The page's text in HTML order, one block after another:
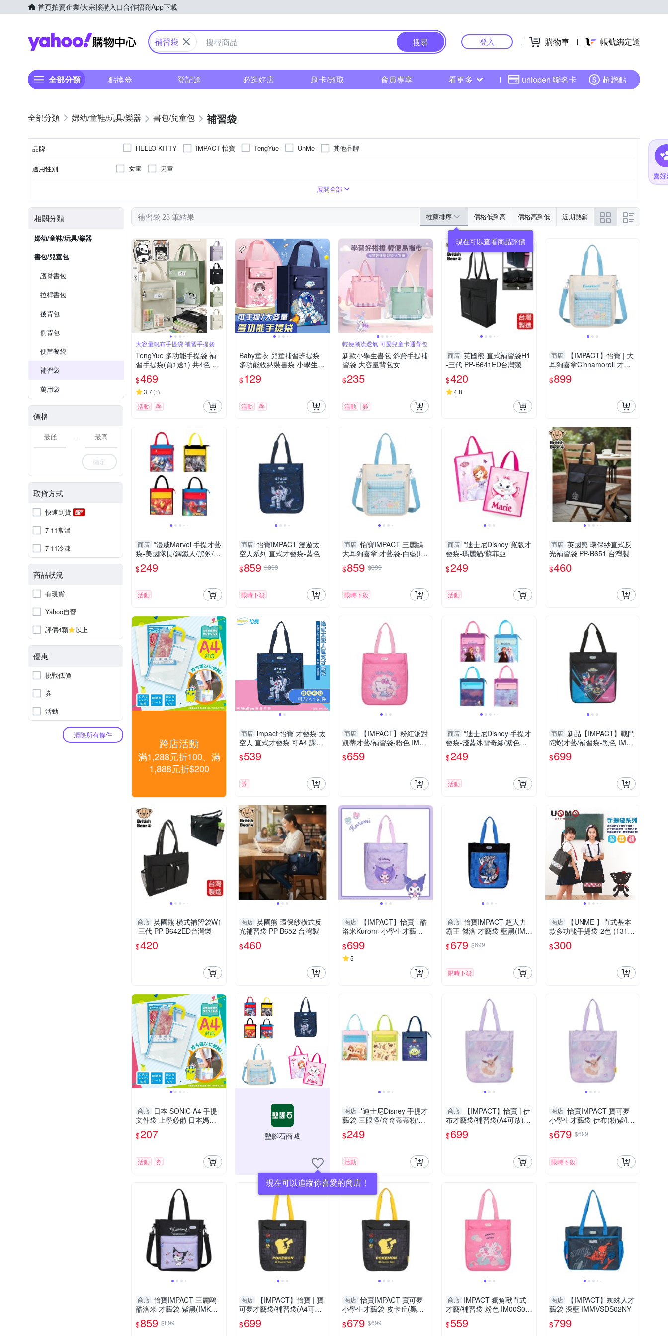
首頁拍賣企業/大宗採購入口合作招商App下載
Yahoo購物中心
補習袋 搜尋 登入 購物車 帳號綁定送
全部分類 點換券 登記送 必逛好店 刷卡/超取 會員專享 看更多 uniopen 聯名卡 超贈點
婦幼/童鞋/玩具/樂器 書包/兒童包 補習袋
品牌 HELLO KITTY IMPACT 怡寶 TengYue UnMe 其他品牌
適用性別 女童 男童
展開全部
相關分類
婦幼/童鞋/玩具/樂器
書包/兒童包
護脊書包
拉桿書包
後背包
側背包
便當餐袋
補習袋
萬用袋
價格
-
確定
取貨方式
快速到貨
7-11常溫
7-11冷凍
商品狀況
有現貨
Yahoo自營
評價4顆
以上
優惠
挑戰低價
券
活動
清除所有條件
補習袋 28 筆結果 推薦排序 價格低到高 價格高到低 近期熱銷
現在可以查看商品評價
大容量帆布手提袋 補習手提袋
TengYue 多功能手提袋 補
習手提袋(買1送1) 共4色 安
親手提袋 帆布包 文件袋 才
藝袋
$469
3.7(1)
活動 券
Baby童衣 兒童補習班提袋
多功能收納裝書袋 小學生外
出大容量手提袋 A4可裝 11
827
$129
活動 券
輕便潮流透氣 可愛兒童卡通背包
新款小學生書包 斜跨手提補
習袋 大容量背包女
$235
活動 券
商店 英國熊 直式補習袋H1
-三代 PP-B641ED台灣製
$420
4.8
商店
【IMPACT】怡寶 | 大
耳狗喜拿Cinnamoroll 才藝
袋/補習袋(A4可放)-白藍色 I
MCMS01WT
$899
商店 *漫威Marvel 手提才藝
袋-美國隊長/鋼鐵人/黑豹/蜘
蛛人
$249
活動
商店 怡寶IMPACT 漫遊太
空人系列 直式才藝袋-藍色
$859 $899
限時下殺
商店 怡寶IMPACT 三麗鷗
大耳狗喜拿 才藝袋-白藍(IM
CMS01WT)
$859 $899
限時下殺
商店 *迪士尼Disney 寬版才
藝袋-瑪麗貓/蘇菲亞
$249
活動
商店 英國熊 環保紗直式反
光補習袋 PP-B651 台灣製
$460
跨店活動
滿1,288元折100、滿
1,888元折$200
商店 impact 怡寶 才藝袋 太
空人 直式才藝袋 可A4 課輔
配件 肩背包 補習袋 IM00S0
9 得意時袋
$539
券
商店
【IMPACT】粉紅派對
凱蒂才藝/補習袋-粉色 IMKT
G04PK
$659
商店 *迪士尼Disney 手提才
藝袋-淺藍冰雪奇緣/紫色冰
雪奇緣/米妮/米奇
$249
活動
商店 新品【IMPACT】戰鬥
陀螺才藝/補習袋-黑色 IMBB
S01BK
$699
商店 英國熊 橫式補習袋W1
-三代 PP-B642ED台灣製
$420
商店 英國熊 環保紗橫式反
光補習袋 PP-B652 台灣製
$460
商店
【IMPACT】怡寶 | 酷
洛米Kuromi-小學生才藝袋-
粉紫 IMKUS01PL
$699
5
商店 怡寶IMPACT 超人力
霸王 傑洛 才藝袋-藍黑(IMU
TS01RB)
$679 $699
限時下殺
商店
【UNME 】直式基本
款多功能手提袋-2色 (1318
C)
$300
商店 日本 SONiC A4 手提
文件袋 上學必備 日本媽媽
推薦 透明手提聯絡袋 日本
進口 日本 補習 SONiC 安親
$207
活動 券
墊腳石商城
現在可以追蹤你喜愛的商店！
商店 *迪士尼Disney 手提才
藝袋-三眼怪/奇奇蒂蒂粉/奇
奇蒂蒂
$249
活動
商店
【IMPACT】怡寶 | 伊
布才藝袋/補習袋(A4可放)-
粉紫 IMPKMS02PL
$699
商店 怡寶IMPACT 寶可夢
小學生才藝袋-伊布(粉紫/IM
PKMS02PL)
$679 $699
限時下殺
商店 怡寶IMPACT 三麗鷗
酷洛米 才藝袋-紫黑(IMKUS
02BK)
$859 $899
商店
【IMPACT】怡寶 | 寶
可夢才藝袋/補習袋(A4可放)
-黑 IMPKMS01BK
$699
商店 怡寶IMPACT 寶可夢
小學生才藝袋-皮卡丘(黑色/I
MPKMS01BK)
$679 $699
商店 IMPACT 獨角獸直式
才藝/補習袋-粉色 IM00S08
PK
$559
商店
【IMPACT】蜘蛛人才
藝袋-深藍 IMMVSDS02NY
$799